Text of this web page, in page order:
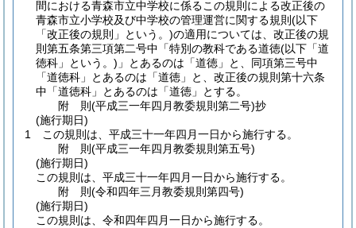
間における青森市立中学校に係るこの規則による改正後の
青森市立小学校及び中学校の管理運営に関する規則 (以下
「改正後の規則」という。)の適用については、改正後の規
則第五条第三項第二号中「特別の教科である道徳(以下「道
徳科」という。) 」とあるのは「道徳」と、同項第三号中
「道徳科」とあるのは「道徳」と、改正後の規則第十六条
中「道徳科」とあるのは「道徳」とする。
附 則(平成三一年四月教委規則第二号)抄
(施行期日)
1
この規則は、平成三十一年四月一日から施行する。
附 則(平成三一年四月教委規則第五号)
(施行期日)
この規則は、平成三十一年四月一日から施行する。
附 則(令和四年三月教委規則第四号)
(施行期日)
この規則は、令和四年四月一日から施行する。